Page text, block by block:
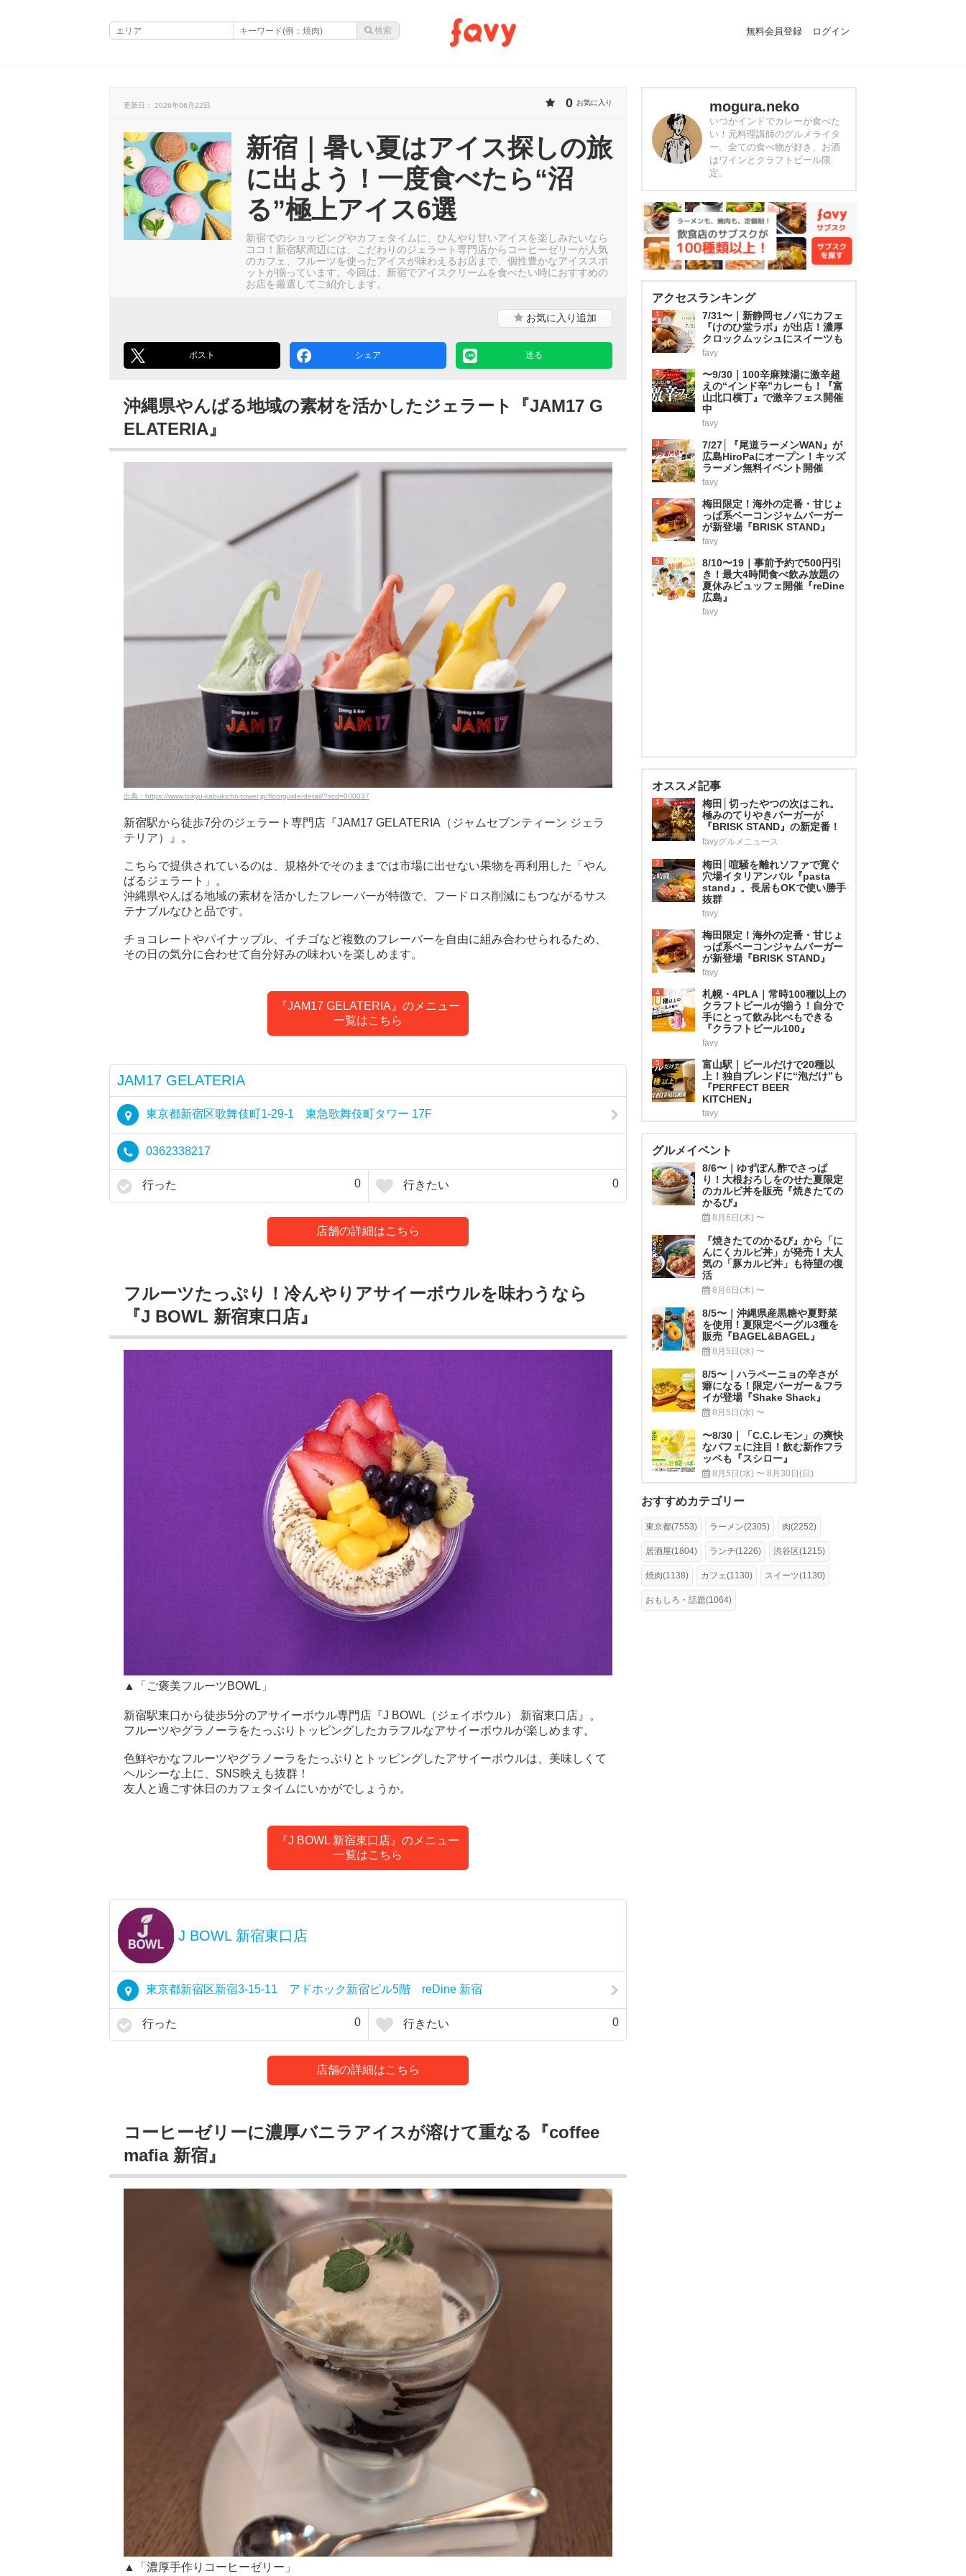
無料会員登録 ログイン
更新日： 2026年06月22日 0 お気に入り
新宿｜暑い夏はアイス探しの旅
に出よう！一度食べたら“沼
る”極上アイス6選
新宿でのショッピングやカフェタイムに、ひんやり甘いアイスを楽しみたいなら
ココ！新宿駅周辺には、こだわりのジェラート専門店からコーヒーゼリーが人気
のカフェ、フルーツを使ったアイスが味わえるお店まで、個性豊かなアイススポ
ットが揃っています。今回は、新宿でアイスクリームを食べたい時におすすめの
お店を厳選してご紹介します。
お気に入り追加
ポスト シェア 送る
沖縄県やんばる地域の素材を活かしたジェラート『JAM17 G
ELATERIA』
出典：https://www.tokyu-kabukicho-tower.jp/floorguide/detail/?scd=000037
新宿駅から徒歩7分のジェラート専門店『JAM17 GELATERIA（ジャムセブンティーン ジェラ
テリア）』。
こちらで提供されているのは、規格外でそのままでは市場に出せない果物を再利用した「やん
ばるジェラート」。
沖縄県やんばる地域の素材を活かしたフレーバーが特徴で、フードロス削減にもつながるサス
テナブルなひと品です。
チョコレートやパイナップル、イチゴなど複数のフレーバーを自由に組み合わせられるため、
その日の気分に合わせて自分好みの味わいを楽しめます。
『JAM17 GELATERIA』のメニュー
一覧はこちら
JAM17 GELATERIA
東京都新宿区歌舞伎町1-29-1 東急歌舞伎町タワー 17F
0362338217
行った 0 行きたい 0
店舗の詳細はこちら
フルーツたっぷり！冷んやりアサイーボウルを味わうなら
『J BOWL 新宿東口店』
▲「ご褒美フルーツBOWL」
新宿駅東口から徒歩5分のアサイーボウル専門店『J BOWL（ジェイボウル） 新宿東口店』。
フルーツやグラノーラをたっぷりトッピングしたカラフルなアサイーボウルが楽しめます。
色鮮やかなフルーツやグラノーラをたっぷりとトッピングしたアサイーボウルは、美味しくて
ヘルシーな上に、SNS映えも抜群！
友人と過ごす休日のカフェタイムにいかがでしょうか。
『J BOWL 新宿東口店』のメニュー
一覧はこちら
J BOWL 新宿東口店
東京都新宿区新宿3-15-11 アドホック新宿ビル5階 reDine 新宿
行った 0 行きたい 0
店舗の詳細はこちら
コーヒーゼリーに濃厚バニラアイスが溶けて重なる『coffee
mafia 新宿』
▲「濃厚手作りコーヒーゼリー」
mogura.neko
いつかインドでカレーが食べた
い！元料理講師のグルメライタ
ー。全ての食べ物が好き、お酒
はワインとクラフトビール限
定。
アクセスランキング
1
7/31〜｜新静岡セノバにカフェ
『けのひ堂ラボ』が出店！濃厚
クロックムッシュにスイーツも
favy
2
〜9/30｜100辛麻辣湯に激辛超
えの“インド辛”カレーも！『富
山北口横丁』で激辛フェス開催
中
favy
3
7/27│『尾道ラーメンWAN』が
広島HiroPaにオープン！キッズ
ラーメン無料イベント開催
favy
4
梅田限定！海外の定番・甘じょ
っぱ系ベーコンジャムバーガー
が新登場『BRISK STAND』
favy
5
8/10〜19｜事前予約で500円引
き！最大4時間食べ飲み放題の
夏休みビュッフェ開催『reDine
広島』
favy
オススメ記事
1
梅田│切ったやつの次はこれ。
極みのてりやきバーガーが
『BRISK STAND』の新定番！
favyグルメニュース
2
梅田│喧騒を離れソファで寛ぐ
穴場イタリアンバル『pasta
stand』。長居もOKで使い勝手
抜群
favy
3
梅田限定！海外の定番・甘じょ
っぱ系ベーコンジャムバーガー
が新登場『BRISK STAND』
favy
4
札幌・4PLA｜常時100種以上の
クラフトビールが揃う！自分で
手にとって飲み比べもできる
『クラフトビール100』
favy
5
富山駅｜ビールだけで20種以
上！独自ブレンドに“泡だけ”も
『PERFECT BEER
KITCHEN』
favy
グルメイベント
8/6〜｜ゆずぽん酢でさっぱ
り！大根おろしをのせた夏限定
のカルビ丼を販売『焼きたての
かるび』
8月6日(木) 〜
『焼きたてのかるび』から「に
んにくカルビ丼」が発売！大人
気の「豚カルビ丼」も待望の復
活
8月6日(木) 〜
8/5〜｜沖縄県産黒糖や夏野菜
を使用！夏限定ベーグル3種を
販売『BAGEL&BAGEL』
8月5日(水) 〜
8/5〜｜ハラペーニョの辛さが
癖になる！限定バーガー＆フラ
イが登場『Shake Shack』
8月5日(水) 〜
〜8/30｜「C.C.レモン」の爽快
なパフェに注目！飲む新作フラ
ッペも『スシロー』
8月5日(水) 〜 8月30日(日)
おすすめカテゴリー
東京都(7553) ラーメン(2305) 肉(2252)
居酒屋(1804) ランチ(1226) 渋谷区(1215)
焼肉(1138) カフェ(1130) スイーツ(1130)
おもしろ・話題(1064)